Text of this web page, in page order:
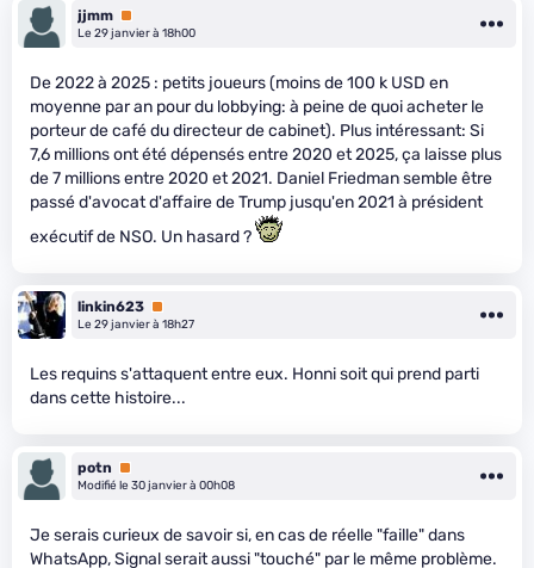
jjmm Premium
Le 29 janvier à 18h00
De 2022 à 2025 : petits joueurs (moins de 100 k USD en
moyenne par an pour du lobbying: à peine de quoi acheter le
porteur de café du directeur de cabinet). Plus intéressant: Si
7,6 millions ont été dépensés entre 2020 et 2025, ça laisse plus
de 7 millions entre 2020 et 2021. Daniel Friedman semble être
passé d'avocat d'affaire de Trump jusqu'en 2021 à président
exécutif de NSO. Un hasard ?
linkin623 Premium
Le 29 janvier à 18h27
Les requins s'attaquent entre eux. Honni soit qui prend parti
dans cette histoire...
potn
Premium
Modifié le 30 janvier à 00h08
Je serais curieux de savoir si, en cas de réelle "faille" dans
WhatsApp, Signal serait aussi "touché" par le même problème.